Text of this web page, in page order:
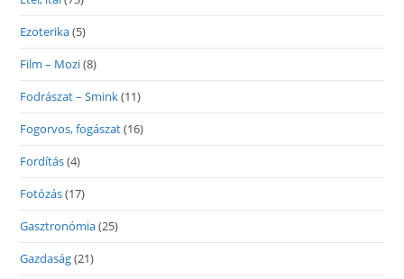
Ezoterika(5)
Film – Mozi(8)
Fodrászat – Smink(11)
Fogorvos, fogászat(16)
Fordítás(4)
Fotózás(17)
Gasztronómia(25)
Gazdaság(21)